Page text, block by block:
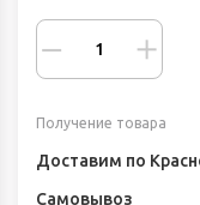
Получение товара
Доставим по
Самовывоз